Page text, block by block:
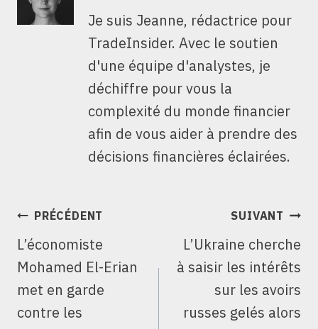
Je suis Jeanne, rédactrice pour
TradeInsider. Avec le soutien
d'une équipe d'analystes, je
déchiffre pour vous la
complexité du monde financier
afin de vous aider à prendre des
décisions financières éclairées.
NAVIGATION
L’ARTICLE
PRÉCÉDENT
L’économiste
Mohamed El-Erian
met en garde
contre les
SUIVANT
L’Ukraine cherche
à saisir les intérêts
sur les avoirs
russes gelés alors